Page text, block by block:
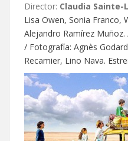
Director: Claudia Sainte-
Lisa Owen, Sonia Franco,
Alejandro Ramírez Muñoz.
/ Fotografía: Agnès
Recamier, Lino Nava.